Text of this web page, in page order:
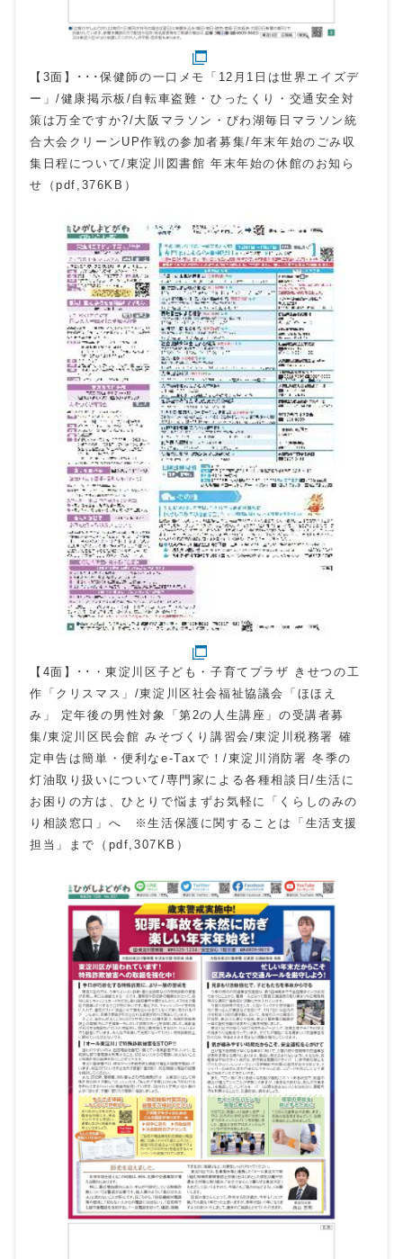
【3面】･･･保健師の一口メモ「12月1日は世界エイズデ
ー」/健康掲示板/自転車盗難・ひったくり・交通安全対
策は万全ですか?/大阪マラソン・びわ湖毎日マラソン統
合大会クリーンUP作戦の参加者募集/年末年始のごみ収
集日程について/東淀川図書館 年末年始の休館のお知ら
せ（pdf,376KB）
【4面】･･・東淀川区子ども・子育てプラザ きせつの工
作「クリスマス」/東淀川区社会福祉協議会「ほほえ
み」 定年後の男性対象「第2の人生講座」の受講者募
集/東淀川区民会館 みそづくり講習会/東淀川税務署 確
定申告は簡単・便利なe-Taxで！/東淀川消防署 冬季の
灯油取り扱いについて/専門家による各種相談日/生活に
お困りの方は、ひとりで悩まずお気軽に「くらしのみの
り相談窓口」へ ※生活保護に関することは「生活支援
担当」まで（pdf,307KB）